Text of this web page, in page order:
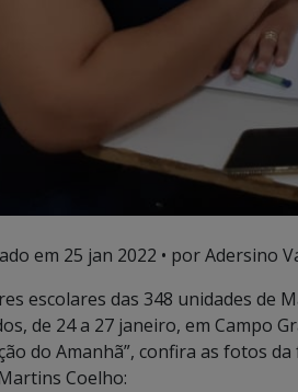
em 25 jan 2022 • por Adersino
escolares das 348 unidades de
de 24 a 27 janeiro, em Campo
do Amanhã”, confira as fotos
Coelho: